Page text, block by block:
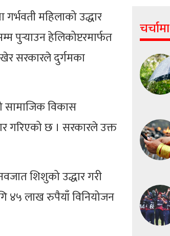
महिलाको उद्धार
पुर्‍याउन हेलिकोप्टरमार्फत
सरकारले दुर्गमका
सामाजिक विकास
गरिएको छ । सरकारले उक्त
शिशुको उद्धार गरी
४५ लाख रुपैयाँ विनियोजन
चर्चामा